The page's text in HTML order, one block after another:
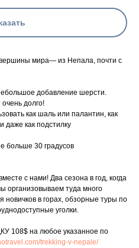
мира— из Непала, почти с
добавление шерсти.
очень долго!
как шаль или палантин, как
даже как подстилку
больше 30 градусов
с нами! Два сезона в год, когда
организовываем туда много
в горах, обзорные туры по
уголки.
108$ на любое указанное по
trekking-v-nepale/